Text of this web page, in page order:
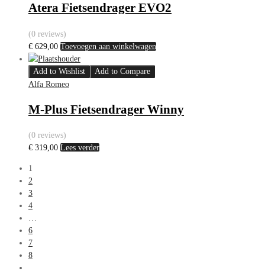
Atera Fietsendrager EVO2
(0 reviews)
€ 629,00 Toevoegen aan winkelwagen
Add to Wishlist
Add to Compare
Alfa Romeo
M-Plus Fietsendrager Winny
(0 reviews)
€ 319,00 Lees verder
1
2
3
4
…
6
7
8